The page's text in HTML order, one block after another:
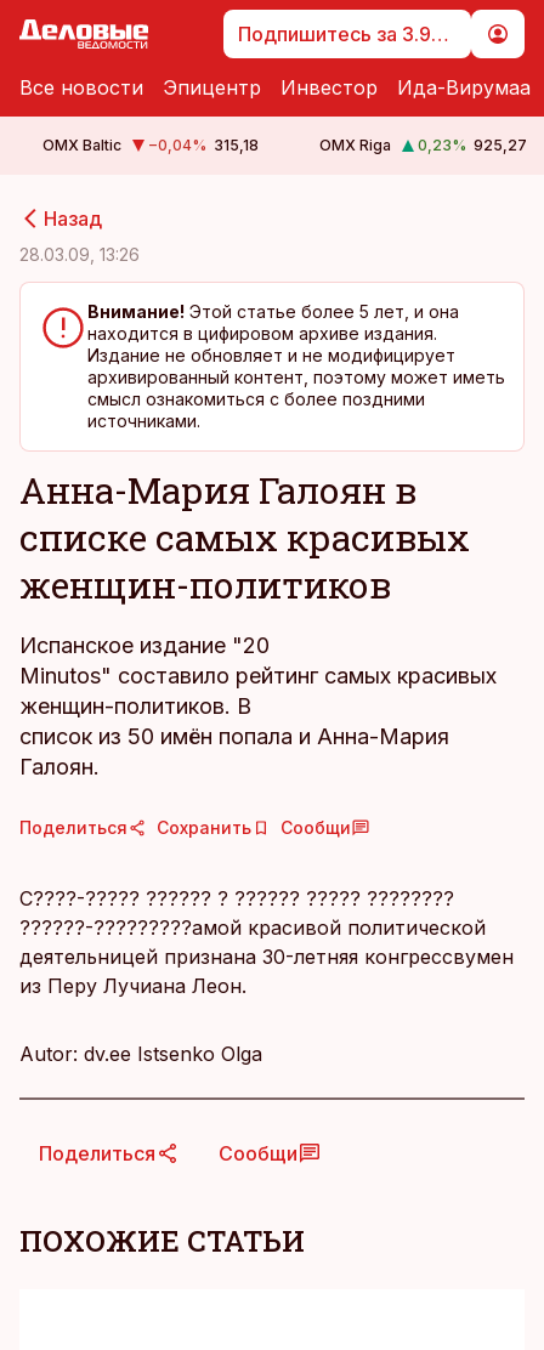
Подпишитесь за 3.99 €
Все новости Эпицентр Инвестор Ида-Вирумаа
OMX Baltic −0,04% 315,18 OMX Riga 0,23% 925,27
Назад
28.03.09, 13:26
Внимание! Этой статье более 5 лет, и она
находится в цифировом архиве издания.
Издание не обновляет и не модифицирует
архивированный контент, поэтому может иметь
смысл ознакомиться с более поздними
источниками.
Анна-Мария Галоян в
списке самых красивых
женщин-политиков
Испанское издание "20
Minutos" составило рейтинг самых красивых
женщин-политиков. В
список из 50 имён попала и Анна-Мария
Галоян.
Поделиться Сохранить Сообщи
С????-????? ?????? ? ?????? ????? ????????
??????-?????????амой красивой политической
деятельницей признана 30-летняя конгрессвумен
из Перу Лучиана Леон.
Autor: dv.ee Istsenko Olga
Поделиться Сообщи
ПОХОЖИЕ СТАТЬИ